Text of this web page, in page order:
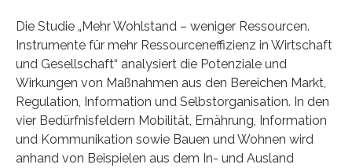
Die Studie „Mehr Wohlstand – weniger Ressourcen.
Instrumente für mehr Ressourceneffizienz in Wirtschaft
und Gesellschaft“ analysiert die Potenziale und
Wirkungen von Maßnahmen aus den Bereichen Markt,
Regulation, Information und Selbstorganisation. In den
vier Bedürfnisfeldern Mobilität, Ernährung, Information
und Kommunikation sowie Bauen und Wohnen wird
anhand von Beispielen aus dem In- und Ausland